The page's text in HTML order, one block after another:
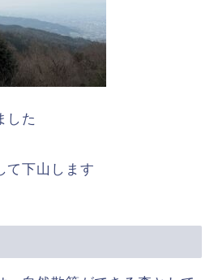
した
て下山します